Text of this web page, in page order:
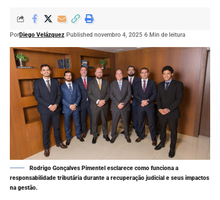
PorDiego Velázquez Published novembro 4, 2025 6 Min de leitura
Rodrigo Gonçalves Pimentel esclarece como funciona a
responsabilidade tributária durante a recuperação judicial e seus impactos
na gestão.